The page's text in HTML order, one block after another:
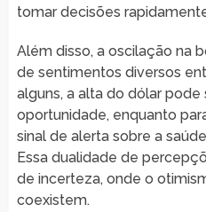
tomar decisões
Além disso, a oscilação na
de sentimentos diversos
alguns, a alta do dólar
oportunidade, enquanto
sinal de alerta sobre a
Essa dualidade de
de incerteza, onde o
coexistem.